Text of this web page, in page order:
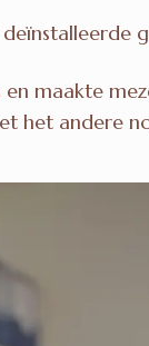
maakte
het andere